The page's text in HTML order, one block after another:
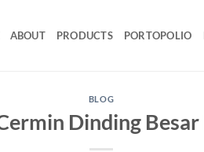
ABOUT PRODUCTS PORTOPOLIO
BLOG
Dinding Besar